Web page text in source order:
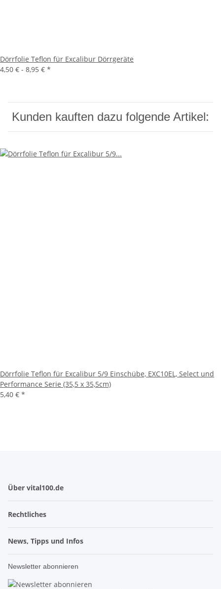
Dörrfolie Teflon für Excalibur Dörrgeräte
4,50 € - 8,95 € *
Kunden kauften dazu folgende Artikel:
Dörrfolie Teflon für Excalibur 5/9 Einschübe, EXC10EL, Select und
Performance Serie (35,5 x 35,5cm)
5,40 € *
Über vital100.de
Rechtliches
News, Tipps und Infos
Newsletter abonnieren